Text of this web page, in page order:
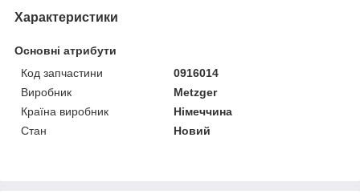
Характеристики
Основні атрибути
Код запчастини
0916014
Виробник
Metzger
Країна виробник
Німеччина
Стан
Новий